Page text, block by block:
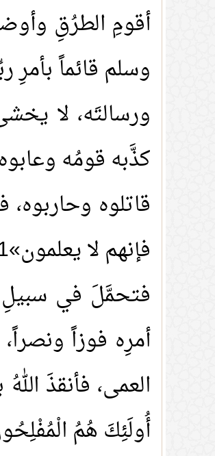
أقومِ الطرُقِ
وسلم قائماً بأمرِ
ورسالتَه، لا
كذَّبه قومُه
قاتلوه
فإنهم لا يعلمون»1.
فتحمَّلَ في سبيلِ
أمرِه فوزاً
العمى، فأنقذَ
أُولَئِكَ هُمُ